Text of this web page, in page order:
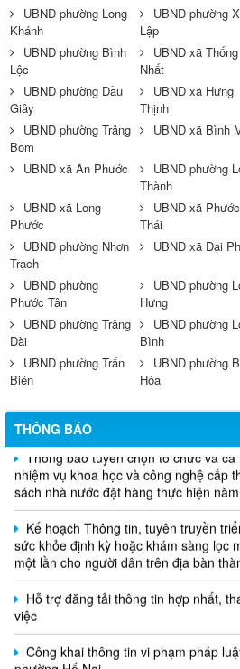
UBND phường Long
Khánh
UBND phường
Lập
UBND phường Bình
Lộc
UBND xã Thống
Nhất
UBND phường Dầu
Giây
UBND xã Hưng
Thịnh
UBND phường Trảng
Bom
UBND xã Bình
UBND xã An Phước
UBND phường
Thành
UBND xã Long
Phước
UBND xã Phước
Thái
UBND phường Nhơn
Trạch
UBND xã Đại
UBND phường
Phước Tân
UBND phường
Hưng
UBND phường Trảng
Dài
UBND phường
Bình
UBND phường Trấn
Biên
UBND phường
Hòa
THÔNG BÁO
Thông báo tuyển chọn tổ chức và cá
nhiệm vụ khoa học và công nghệ cấp
sách nhà nước đặt hàng thực hiện
Kế hoạch Thông tin, tuyên truyền
sức khỏe định kỳ hoặc khám sàng lọc
một lần cho người dân trên địa bàn
Hỗ trợ đăng tải thông tin hợp nhất,
Công khai thông tin vi phạm pháp